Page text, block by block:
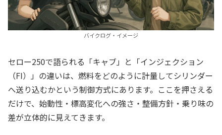
バイクログ・イメージ
セロー250で語られる「キャブ」と「インジェクション
（FI）」の違いは、燃料をどのように計量してシリンダー
へ送り込むかという制御方式にあります。ここを押さえる
だけで、始動性・標高変化への強さ・整備方針・乗り味の
差が立体的に見えてきます。